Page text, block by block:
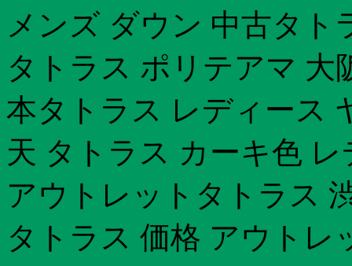
メンズ ダウン 中古タ
タトラス ポリテアマ 大
本タトラス レディース
天 タトラス カーキ色
アウトレットタトラス
タトラス 価格 アウトレ